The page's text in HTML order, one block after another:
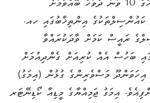
އަންނަ އޭޕްރީލް މަހުގެ 10 ވަނަ ދުވަހު ބޭއްވުމަށް
ކައުންސިލްތަކުގެ އިންތިޚާބުގައި ހއ.
ރައީސް ކަމަށް ވާދަކުރައްވާ
ބަހުސް އެއް ކުރިއަށް ގެންދިއުމަށް
މަސްވެރިންގެ ގުޅުން (އިމަގު)
އިމަގު ޖަމިއްޔާގެ މީޑިއާ ކޯޑިނޭޓަރ